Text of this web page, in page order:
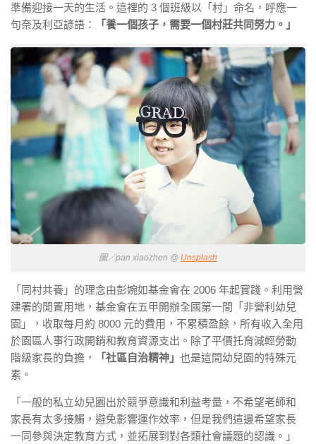
準備迎接一天的生活。這裡的 3 個班級以「村」命名，呼應一
句奈及利亞諺語：
「養一個孩子，需要一個村莊共同努力。」
圖／pan xiaozhen @ Unsplash
「同村共養」的理念由彭婉如基金會在 2006 年起實踐。利用營
建署的閒置用地，基金會在五甲開辦全國第一間「非營利幼兒
園」，收取每月約 8000 元的費用，不累積盈餘，所有收入全用
於園區人事行政開銷和教育資源支出。除了平價托育減輕勞動
階級家長的負擔，
「社區自治精神」 也是這間幼兒園的特殊元
素。
「一般的私立幼兒園出於競爭意識和利益考量，不希望老師和
家長有太多接觸，避免影響運作效率，但是我們這邊希望家長
一同參與決定教育方式，並拓展到對各類社會議題的認識。」